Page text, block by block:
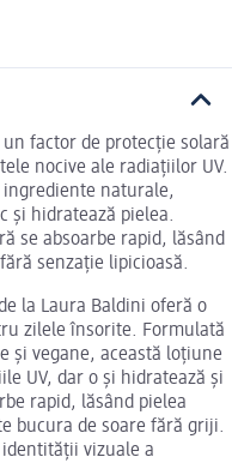
factor de protecție solară
nocive ale radiațiilor UV.
ingrediente naturale,
și hidratează pielea.
se absoarbe rapid, lăsând
senzație lipicioasă.
la Laura Baldini oferă o
zilele însorite. Formulată
și vegane, această loțiune
UV, dar o și hidratează și
rapid, lăsând pielea
bucura de soare fără griji.
vizuale a